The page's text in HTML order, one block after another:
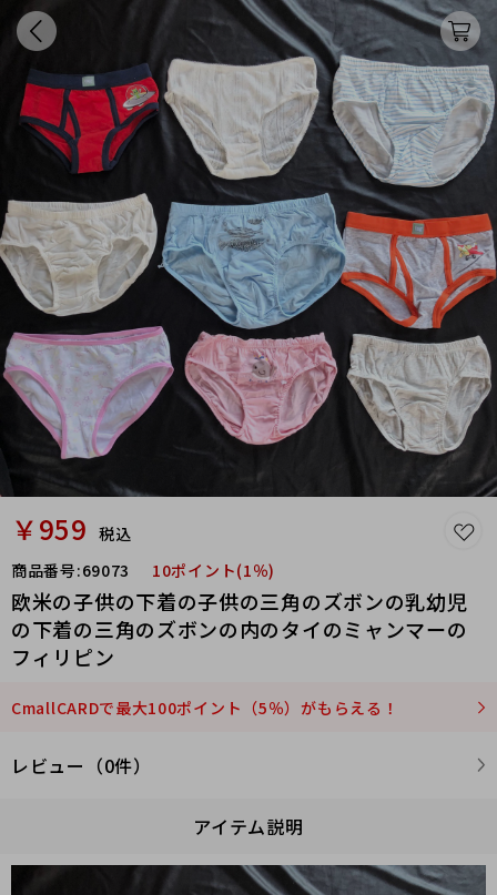
￥959 税込
商品番号:69073 10ポイント(1％)
欧米の子供の下着の子供の三角のズボンの乳幼児
の下着の三角のズボンの内のタイのミャンマーの
フィリピン
CmallCARDで最大100ポイント（5％）がもらえる！
レビュー（0件）
アイテム説明